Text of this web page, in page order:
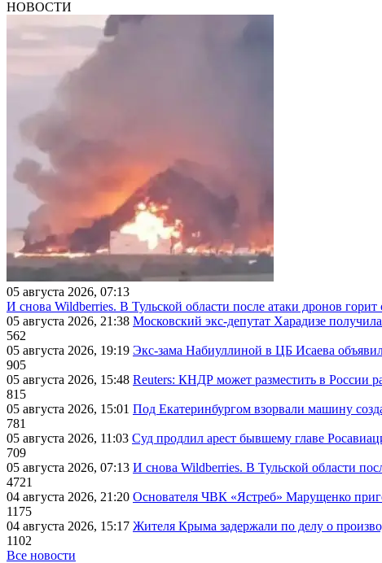
НОВОСТИ
05 августа 2026, 07:13
И снова Wildberries. В Тульской области после атаки дронов
05 августа 2026, 21:38 Московский экс-депутат Харадизе
562
05 августа 2026, 19:19 Экс-зама Набиуллиной в ЦБ Исаева
905
05 августа 2026, 15:48 Reuters: КНДР может разместить в России
815
05 августа 2026, 15:01 Под Екатеринбургом взорвали машину
781
05 августа 2026, 11:03 Суд продлил арест бывшему главе
709
05 августа 2026, 07:13 И снова Wildberries. В Тульской области
4721
04 августа 2026, 21:20 Основателя ЧВК «Ястреб» Марущенко
1175
04 августа 2026, 15:17 Жителя Крыма задержали по делу о
1102
Все новости